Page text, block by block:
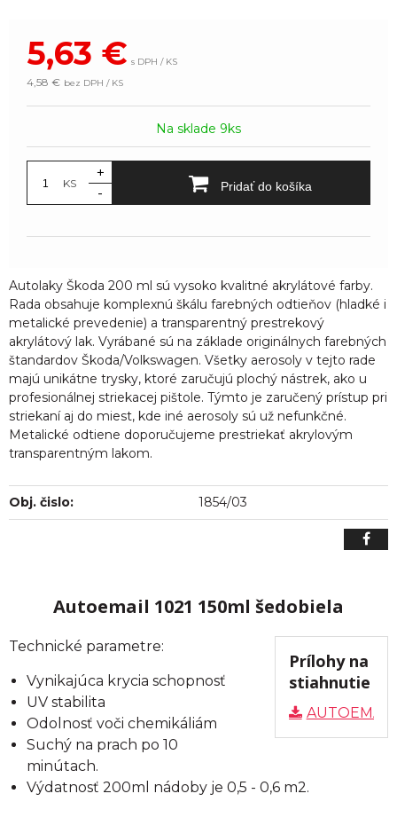
5,63 € s DPH / KS
4,58 € bez DPH / KS
Na sklade 9ks
KS
+
-
Pridať do košíka
Autolaky Škoda 200 ml sú vysoko kvalitné akrylátové farby.
Rada obsahuje komplexnú škálu farebných odtieňov (hladké i
metalické prevedenie) a transparentný prestrekový
akrylátový lak. Vyrábané sú na základe originálnych farebných
štandardov Škoda/Volkswagen. Všetky aerosoly v tejto rade
majú unikátne trysky, ktoré zaručujú plochý nástrek, ako u
profesionálnej striekacej pištole. Týmto je zaručený prístup pri
striekaní aj do miest, kde iné aerosoly sú už nefunkčné.
Metalické odtiene doporučujeme prestriekať akrylovým
transparentným lakom.
Obj. čislo: 1854/03
Autoemail 1021 150ml šedobiela
Prílohy na
stiahnutie
AUTOEMAIL
Technické parametre:
Vynikajúca krycia schopnosť
UV stabilita
Odolnosť voči chemikáliám
Suchý na prach po 10
minútach.
Výdatnosť 200ml nádoby je 0,5 - 0,6 m2.